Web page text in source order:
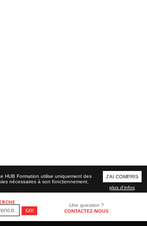
Une question ?
CONTACTEZ-NOUS
HUB Formation utilise uniquement des
nécessaires à son fonctionnement.
J'AI COMPRIS
plus d'infos